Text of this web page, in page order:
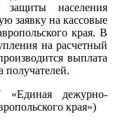
населения
заявку на кассовые
края. В
на расчетный
выплата
получателей.
«Единая дежурно-
края»)